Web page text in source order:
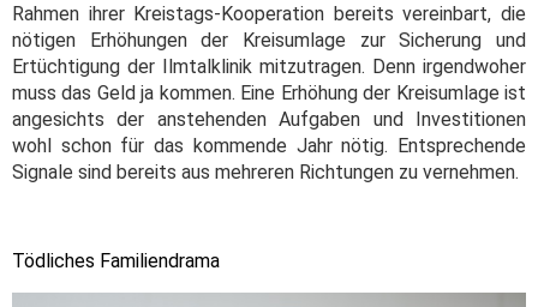
Rahmen ihrer Kreistags-Kooperation bereits vereinbart, die
nötigen Erhöhungen der Kreisumlage zur Sicherung und
Ertüchtigung der Ilmtalklinik mitzutragen. Denn irgendwoher
muss das Geld ja kommen. Eine Erhöhung der Kreisumlage ist
angesichts der anstehenden Aufgaben und Investitionen
wohl schon für das kommende Jahr nötig. Entsprechende
Signale sind bereits aus mehreren Richtungen zu vernehmen.
Tödliches Familiendrama